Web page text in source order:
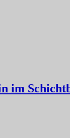
im